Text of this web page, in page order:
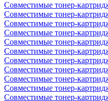
Совместимые тонер-
Совместимые тонер-
Совместимые тонер-
Совместимые тонер-
Совместимые тонер-
Совместимые тонер-
Совместимые тонер-
Совместимые тонер-
Совместимые тонер-
Совместимые тонер-
Совместимые тонер-